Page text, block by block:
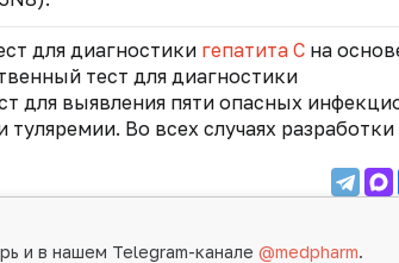
для диагностики гепатита С на
тест для диагностики
для выявления пяти опасных
Во всех случаях разработки
и в нашем Telegram-канале@medpharm.